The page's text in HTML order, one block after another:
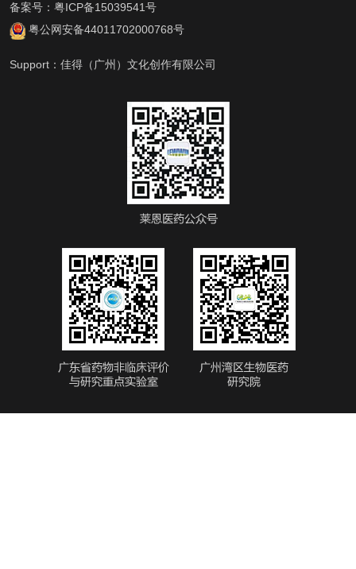
备案号： 粤ICP备15039541号
粤公网安备44011702000768号
Support： 佳得（广州）文化创作有限公司